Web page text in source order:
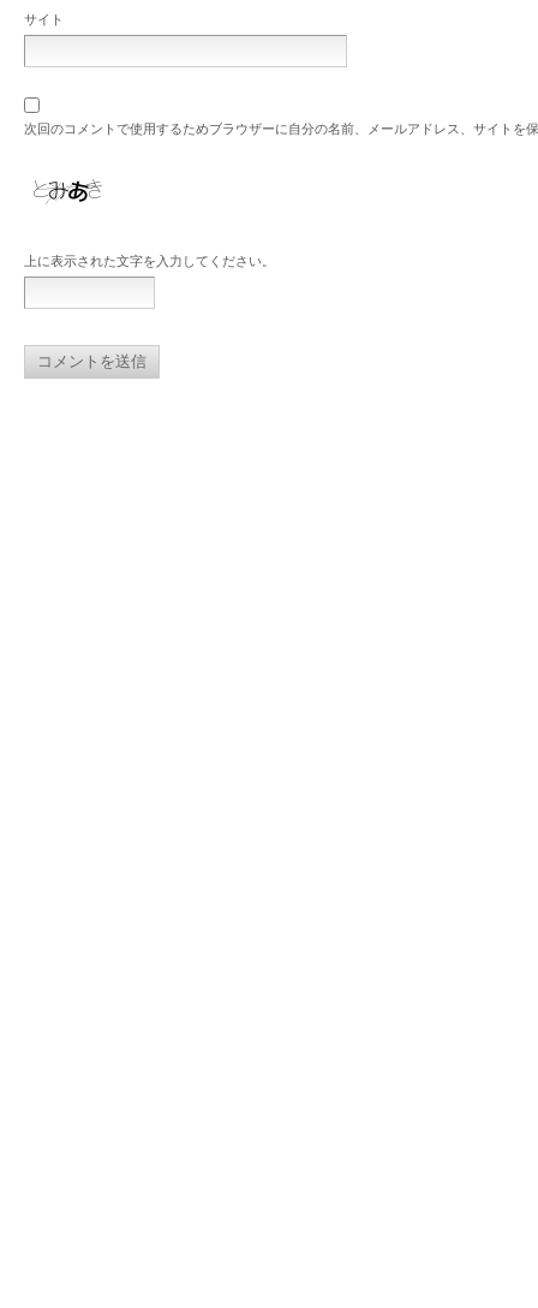
サイト
次回のコメントで使用するためブラウザーに自分の名前、メールアドレス、サイトを
上に表示された文字を入力してください。